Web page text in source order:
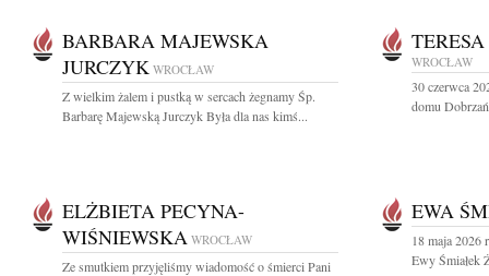
BARBARA MAJEWSKA
JURCZYK WROCŁAW
Z wielkim żalem i pustką w sercach żegnamy Śp.
Barbarę Majewską Jurczyk Była dla nas kimś...
WROCŁAW
30 czerwca
domu
ELŻBIETA PECYNA-
WIŚNIEWSKA WROCŁAW
Ze smutkiem przyjęliśmy wiadomość o śmierci Pani
EWA
18 maja 2026
Ewy Śmiałek